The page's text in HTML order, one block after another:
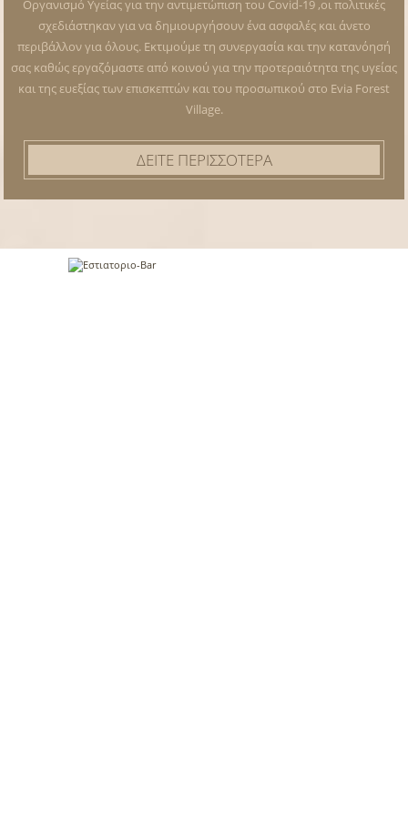
Οργανισμό Υγείας για την αντιμετώπιση του Covid-19 ,οι πολιτικές
σχεδιάστηκαν για να δημιουργήσουν ένα ασφαλές και άνετο
περιβάλλον για όλους. Εκτιμούμε τη συνεργασία και την κατανόησή
σας καθώς εργαζόμαστε από κοινού για την προτεραιότητα της υγείας
και της ευεξίας των επισκεπτών και του προσωπικού στο Evia Forest
Village.
ΔΕΙΤΕ ΠΕΡΙΣΣΟΤΕΡΑ